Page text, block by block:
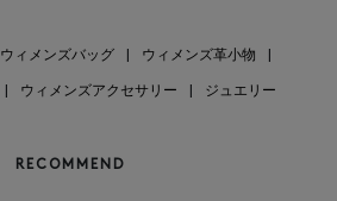
ウィメンズバッグ ウィメンズ革小物
ウィメンズアクセサリー ジュエリー
RECOMMEND